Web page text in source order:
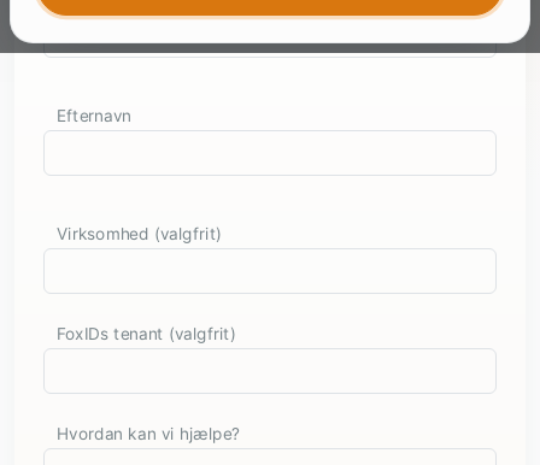
Efternavn
Virksomhed (valgfrit)
FoxIDs tenant (valgfrit)
Hvordan kan vi hjælpe?